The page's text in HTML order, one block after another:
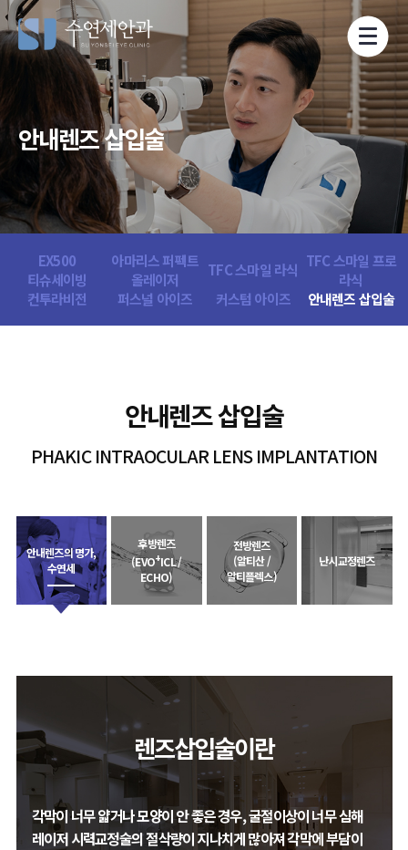
안내렌즈 삽입술
EX500
티슈세이빙
아마리스 퍼펙트
올레이저
TFC 스마일 라식 TFC 스마일 프로
라식
컨투라비전
퍼스널 아이즈 커스텀 아이즈 안내렌즈 삽입술
안내렌즈 삽입술
PHAKIC INTRAOCULAR LENS IMPLANTATION
안내렌즈의 명가,
수연세
후방렌즈
(EVO+ICL /
ECHO)
전방렌즈
(알티산 /
알티플렉스)
난시교정렌즈
렌즈삽입술이란
각막이 너무 얇거나 모양이 안 좋은 경우, 굴절이상이 너무 심해
레이저 시력교정술의 절삭량이 지나치게 많아져 각막에 부담이